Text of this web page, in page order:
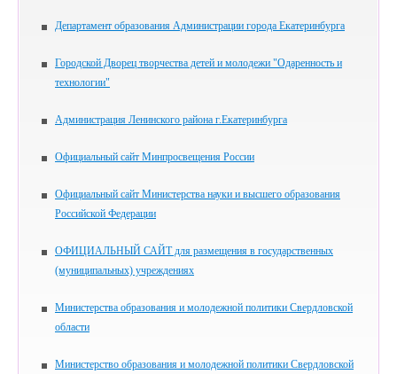
Департамент образования Администрации города Екатеринбурга
Городской Дворец творчества детей и молодежи "Одаренность и
технологии"
Администрация Ленинского района г.Екатеринбурга
Официальный сайт Минпросвещения России
Официальный сайт Министерства науки и высшего образования
Российской Федерации
ОФИЦИАЛЬНЫЙ САЙТ для размещения в государственных
(муниципальных) учреждениях
Министерства образования и молодежной политики Свердловской
области
Министерство образования и молодежной политики Свердловской